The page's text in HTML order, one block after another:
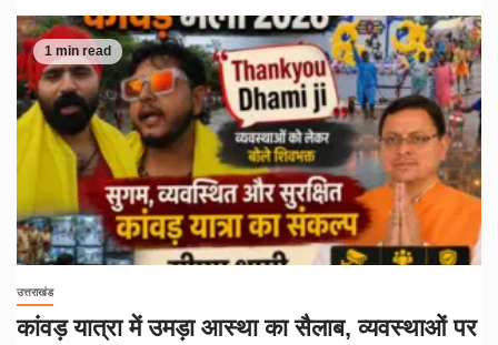
1 min read
उत्तराखंड
कांवड़ यात्रा में उमड़ा आस्था का सैलाब, व्यवस्थाओं पर